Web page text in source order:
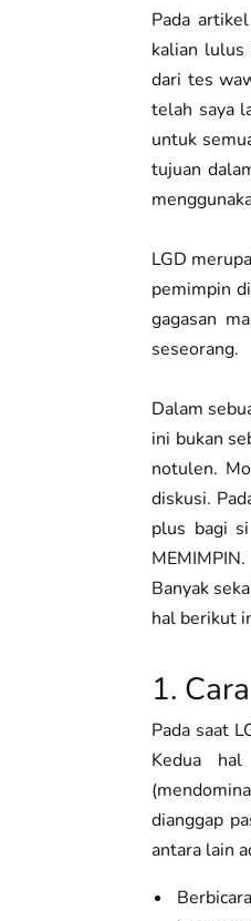
Pada
kalian lulus
dari tes
telah saya
untuk
tujuan
LGD
pemimpin
gagasan
seseorang.
Dalam
ini bukan
notulen.
diskusi.
plus bagi
MEMIMPIN.
Banyak
hal berikut
1.
Pada saat
Kedua
dianggap
antara lain